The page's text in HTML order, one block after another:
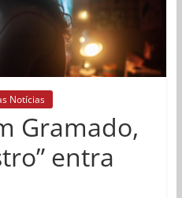
Notícias
Gramado,
entra